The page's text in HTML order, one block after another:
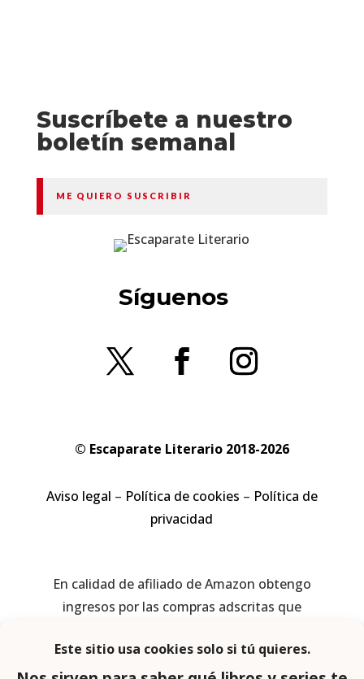
Suscríbete a nuestro
boletín semanal
ME QUIERO SUSCRIBIR
Síguenos
© Escaparate Literario 2018-2026
Aviso legal – Política de cookies – Política de
privacidad
En calidad de afiliado de Amazon obtengo
ingresos por las compras adscritas que